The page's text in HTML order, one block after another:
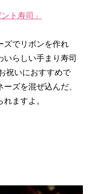
ト寿司」
ズでリボンを作れ
らしい手まり寿司
祝いにおすすめで
ズを混ぜ込んだ、
ますよ。